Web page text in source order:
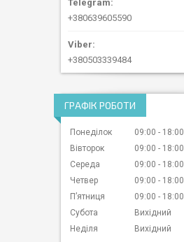
+380639605590
+380503339484
ГРАФІК РОБОТИ
Понеділок 09:00
18:00
Вівторок
09:00
18:00
Середа
09:00
18:00
Четвер
09:00
18:00
Пʼятниця
09:00
18:00
Субота
Вихідний
Неділя
Вихідний